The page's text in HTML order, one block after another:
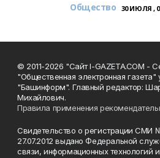
Общество 30 ИЮЛЯ ,
© 2011-2026 "Сайт I-GAZETA.COM -
"Общественная электронная
"Башинформ". Главный редактор:
Михайлович.
Правила применения
Свидетельство о регистрации
27.07.2012 выдано Федеральной
связи, информационных технологий